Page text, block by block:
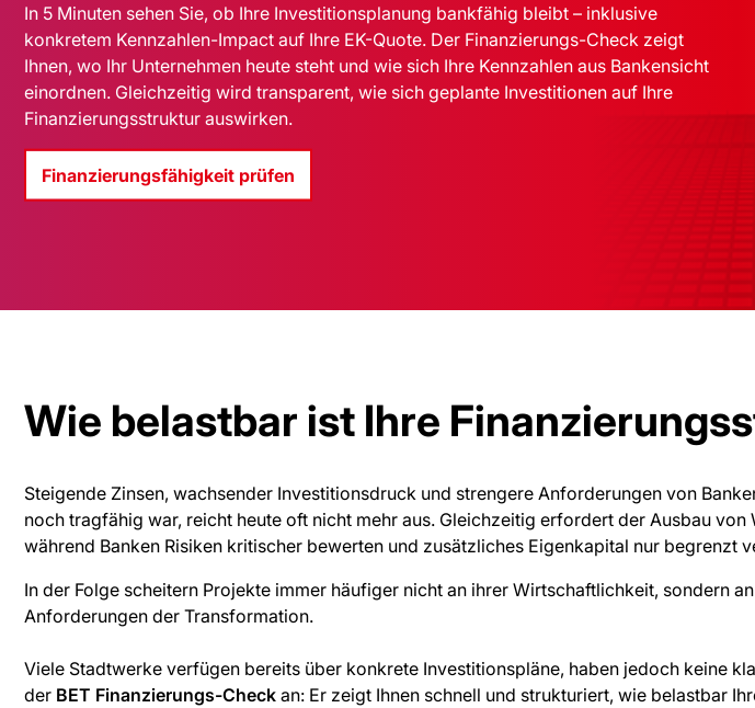
In 5 Minuten sehen Sie, ob Ihre Investitionsplanung bankfähig bleibt – inklusive
konkretem Kennzahlen-Impact auf Ihre EK-Quote. Der Finanzierungs-Check zeigt
Ihnen, wo Ihr Unternehmen heute steht und wie sich Ihre Kennzahlen aus Bankensicht
einordnen. Gleichzeitig wird transparent, wie sich geplante Investitionen auf Ihre
Finanzierungsstruktur auswirken.
Finanzierungsfähigkeit prüfen
Wie belastbar ist Ihre
Steigende Zinsen, wachsender Investitionsdruck und strengere Anforderungen von
noch tragfähig war, reicht heute oft nicht mehr aus. Gleichzeitig erfordert der Ausbau
während Banken Risiken kritischer bewerten und zusätzliches Eigenkapital nur begrenzt
In der Folge scheitern Projekte immer häufiger nicht an ihrer Wirtschaftlichkeit, sondern
Anforderungen der Transformation.
Viele Stadtwerke verfügen bereits über konkrete Investitionspläne, haben jedoch keine
der BET Finanzierungs-Check an: Er zeigt Ihnen schnell und strukturiert, wie belastbar